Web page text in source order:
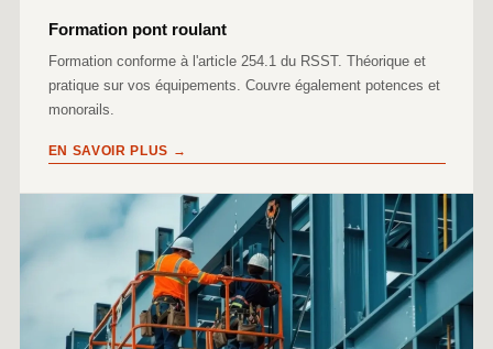
Formation pont roulant
Formation conforme à l'article 254.1 du RSST. Théorique et
pratique sur vos équipements. Couvre également potences et
monorails.
EN SAVOIR PLUS →